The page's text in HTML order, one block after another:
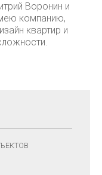
Воронин и
компанию,
квартир и